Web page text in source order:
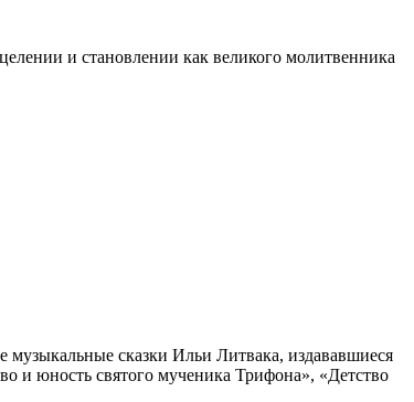
и становлении как великого молитвенника
музыкальные сказки Ильи Литвака, издававшиеся
и юность святого мученика Трифона», «Детство